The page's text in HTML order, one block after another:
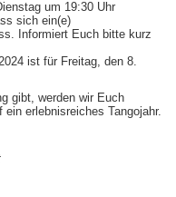
um 19:30 Uhr
sich ein(e)
Informiert Euch bitte kurz
ist für Freitag, den 8.
gibt, werden wir Euch
erlebnisreiches Tangojahr.